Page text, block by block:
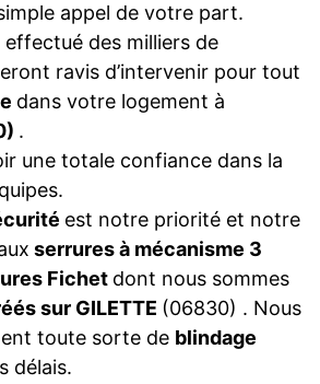
appel de votre part.
effectué des milliers de
ravis d’intervenir pour tout
dans votre logement à
.
une totale confiance dans la
est notre priorité et notre
serrures à mécanisme 3
Fichet dont nous sommes
sur GILETTE (06830) . Nous
toute sorte de blindage
délais.